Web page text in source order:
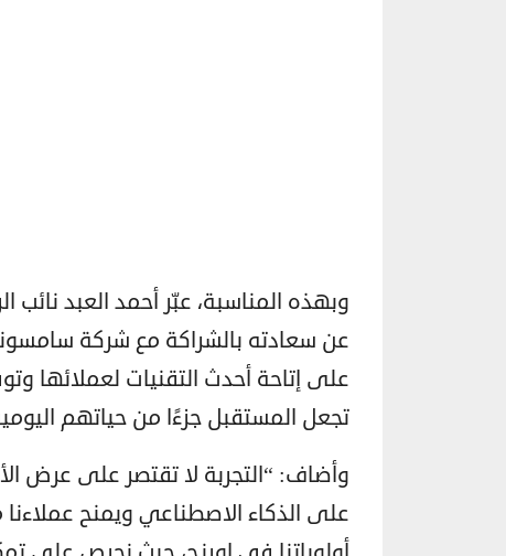
وبهذه المناسبة، عبّر أحمد العبد
عن سعادته بالشراكة مع شركة
على إتاحة أحدث التقنيات لعملائها
تجعل المستقبل جزءًا من حياتهم
وأضاف: “التجربة لا تقتصر على عرض
على الذكاء الاصطناعي ويمنح